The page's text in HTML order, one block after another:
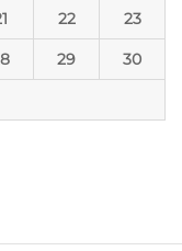
22 23
29 30